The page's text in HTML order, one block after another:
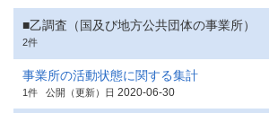
■乙調査（国及び地方公共団体の事業所）
2件
事業所の活動状態に関する集計
1件 公開（更新）日 2020-06-30